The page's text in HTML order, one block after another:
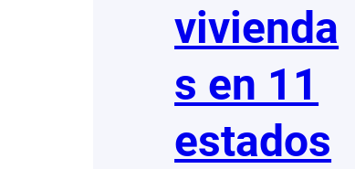
vivienda
s en 11
estados